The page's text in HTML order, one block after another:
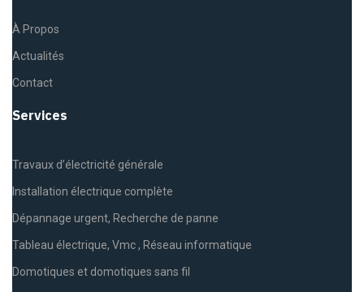
À Propos
Actualités
Contact
Services
Travaux d’électricité générale
Installation électrique complète
Dépannage urgent, Recherche de panne
Tableau électrique, Vmc , Réseau informatique
Domotiques et domotiques sans fil